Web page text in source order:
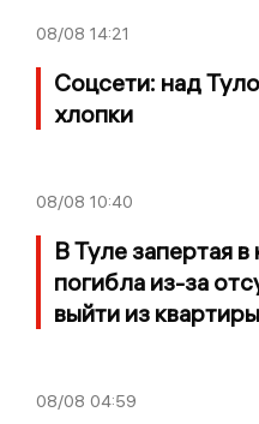
08/08 14:21
Соцсети: над
хлопки
08/08 10:40
В Туле запертая
погибла из-за
выйти из квартиры
08/08 04:59